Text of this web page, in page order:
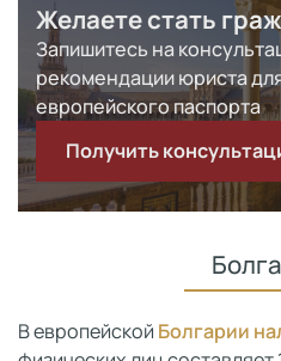
Желаете стать
Запишитесь на
рекомендации юриста
европейского паспорта
Получить
В европейской Болгарии